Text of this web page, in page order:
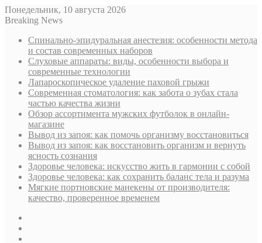
Понедельник, 10 августа 2026
Breaking News
Спинально-эпидуральная анестезия: особенности метода
и состав современных наборов
Слуховые аппараты: виды, особенности выбора и
современные технологии
Лапароскопическое удаление паховой грыжи
Современная стоматология: как забота о зубах стала
частью качества жизни
Обзор ассортимента мужских футболок в онлайн-
магазине
Вывод из запоя: как помочь организму восстановиться
Вывод из запоя: как восстановить организм и вернуть
ясность сознания
Здоровье человека: искусство жить в гармонии с собой
Здоровье человека: как сохранить баланс тела и разума
Мягкие портновские манекены от производителя:
качество, проверенное временем